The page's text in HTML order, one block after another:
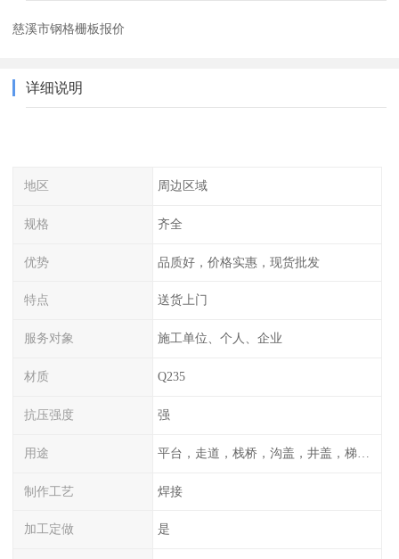
慈溪市钢格栅板报价
详细说明
地区 周边区域
规格 齐全
优势 品质好，价格实惠，现货批发
特点 送货上门
服务对象 施工单位、个人、企业
材质 Q235
抗压强度 强
用途 平台，走道，栈桥，沟盖，井盖，梯子，围栏等
制作工艺 焊接
加工定做 是